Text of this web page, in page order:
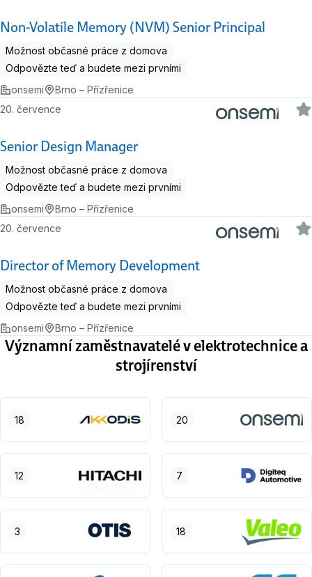
Non-Volatile Memory (NVM) Senior Principal
Možnost občasné práce z domova
Odpovězte teď a budete mezi prvními
onsemi
Brno – Přízřenice
Senior Design Manager
20. července
Možnost občasné práce z domova
Odpovězte teď a budete mezi prvními
onsemi
Brno – Přízřenice
Director of Memory Development
20. července
Možnost občasné práce z domova
Odpovězte teď a budete mezi prvními
onsemi
Brno – Přízřenice
Významní zaměstnavatelé v elektrotechnice a
strojírenství
18 20
12 7
3 18